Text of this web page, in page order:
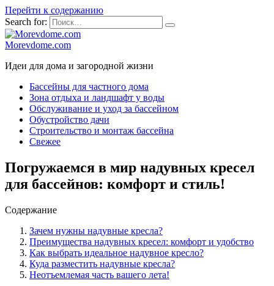
Перейти к содержанию
Search for:
Morevdome.com
Идеи для дома и загородной жизни
Бассейны для частного дома
Зона отдыха и ландшафт у воды
Обслуживание и уход за бассейном
Обустройство дачи
Строительство и монтаж бассейна
Свежее
Погружаемся в мир надувных кресел
для бассейнов: комфорт и стиль!
Содержание
Зачем нужны надувные кресла?
Преимущества надувных кресел: комфорт и удобство
Как выбрать идеальное надувное кресло?
Куда разместить надувные кресла?
Неотъемлемая часть вашего лета!